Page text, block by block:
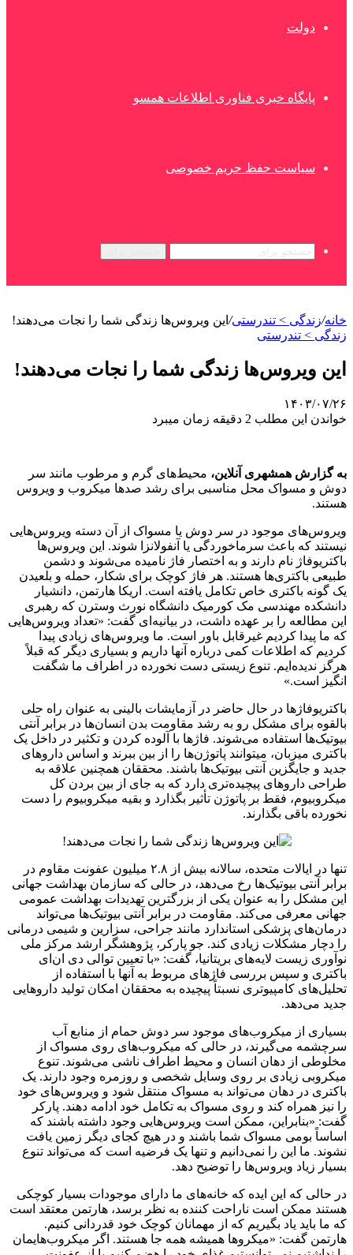
دولت
پایگاه خبری فناوری اطلاعات همسو
سیاست حفظ حریم خصوصی
خانه/زندگی > تندرستی/ این ویروس‌ها زندگی شما را نجات می‌دهند!
زندگی > تندرستی
این ویروس‌ها زندگی شما را نجات می‌دهند!
۱۴۰۳/۰۷/۲۶
خواندن این مطلب 2 دقیقه زمان میبرد
به گزارش همشهری آنلاین، محیط‌های گرم و مرطوب مانند سر
دوش و مسواک محل مناسبی برای رشد صدها میکروب و ویروس
هستند.
ویروس‌های موجود در سر دوش یا مسواک از آن دسته ویروس‌هایی
نیستند که باعث سرماخوردگی یا آنفولانزا شوند. این ویروس‌ها
باکتریوفاژ نام دارند و به اختصار فاژ نامیده می‌شوند و دشمن
طبیعی باکتری‌ها هستند. هر فاژ کوچک برای شکار، حمله و بلعیدن
یک گونه باکتری خاص تکامل یافته است. اریکا هارتمن، دانشیار
دانشکده مهندسی مک کورمیک دانشگاه نورث وسترن که رهبری
این مطالعه را بر عهده داشت، در بیانیه‌ای گفت: «تعداد ویروس‌هایی
که ما پیدا کردیم غیرقابل باور است. ما ویروس‌های زیادی پیدا
کردیم که اطلاعات کمی درباره آنها داریم و بسیاری دیگر که قبلاً
هرگز ندیده‌ایم. تنوع زیستی دست نخورده در اطراف ما شگفت
انگیز است.»
باکتریوفاژها در حال حاضر در آزمایشات بالینی به عنوان راه حلی
بالقوه برای مشکل رو به رشد مقاومت بدن انسان‌ها در برابر آنتی
بیوتیک‌ها استفاده می‌شوند. فاژها با آلوده کردن و تکثیر در داخل یک
باکتری میزبان، میتوانند پاتوژن‌ها را از بین ببرند و اساس داروهای
جدید و جایگزین آنتی بیوتیک‌ها باشند. محققان همچنین علاقه به
طراحی داروهای پیچیده‌تری دارد که به جای از بین بردن کل
میکروبیوم، فقط بر پاتوژن تأثیر بگذارد و بقیه میکروبیوم را دست
نخورده باقی بگذارند.
تنها در ایالات متحده، سالانه بیش از ۲.۸ میلیون عفونت مقاوم در
برابر آنتی بیوتیک‌ها رخ می‌دهد، در حالی که سازمان بهداشت جهانی
این مشکل را به عنوان یکی از بزرگترین تهدیدات بهداشت عمومی
جهانی معرفی می‌کند. مقاومت در برابر آنتی بیوتیک‌ها می‌تواند
درمان‌های پزشکی استاندارد مانند جراحی، سزارین و شیمی درمانی
را دچار مشکلات زیادی کند. جو پارکر، پژوهشگر ارشد مرکز ملی
نوآوری زیست لایه‌های بریتانیا، گفت: «با تعیین توالی دی ان‌ای
باکتری و سپس بررسی فاژهای مربوط به آنها با استفاده از
تحلیل‌های کامپیوتری نسبتاً پیچیده به محققان امکان تولید داروهایی
جدید می‌دهد.
بسیاری از میکروب‌های موجود سر دوش حمام از منابع آب
سرچشمه می‌گیرند، در حالی که میکروب‌های روی مسواک از
مخلوطی از دهان انسان و محیط اطراف ناشی می‌شوند. تنوع
میکروبی زیادی بر روی وسایل شخصی و روزمره وجود دارند. یک
باکتری در دهان می‌تواند به مسواک منتقل شود و ویروس‌های خود
را نیز همراه کند و روی مسواک به تکامل خود ادامه دهند. پارکر
گفت: «بنابراین، ممکن است ویروس‌هایی وجود داشته باشند که
اساساً بومی مسواک شما باشند و در هیچ کجای دیگر زمین یافت
نشوند. ما این را نمی‌دانیم و تنها یک فرضیه است که می‌تواند تنوع
بسیار زیاد ویروس‌ها را توضیح دهد.
در حالی که این ایده که خانه‌های ما دارای موجودات بسیار کوچکی
هستند ممکن است ناراحت کننده به نظر برسد، هارتمن معتقد است
که ما باید یاد بگیریم که از مهمانان کوچک خود قدردانی کنیم.
هارتمن گفت: «میکروها همیشه همه جا هستند. اگر میکروب‌هایمان